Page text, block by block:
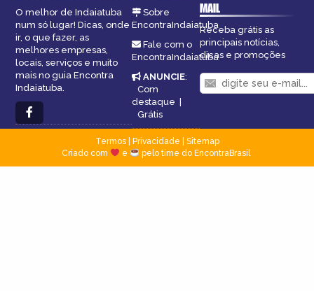
O melhor de Indaiatuba
num só lugar! Dicas, onde
ir, o que fazer, as
melhores empresas,
locais, serviços e muito
mais no guia Encontra
Indaiatuba.
Sobre
EncontraIndaiatuba
Fale com o
EncontraIndaiatuba
ANUNCIE:
Com
destaque
Grátis
MAIL
Receba grátis as
principais notícias,
dicas e promoções
Termos| Privacidade
Sitemap
Criado com
e pelo time do EncontraBrasil